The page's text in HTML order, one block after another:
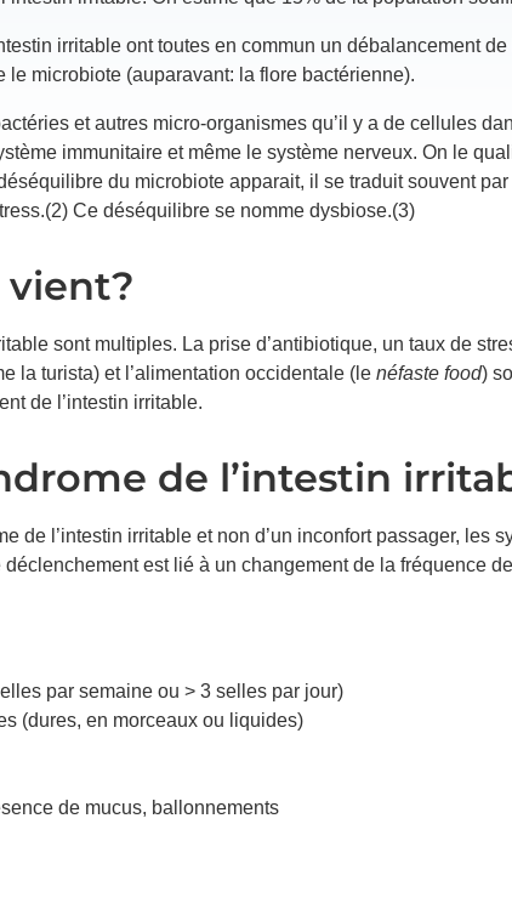
irritable ont toutes en commun un débalancement
le microbiote (auparavant: la flore bactérienne).
et autres micro-organismes qu’il y a de cellules
immunitaire et même le système nerveux. On le
du microbiote apparait, il se traduit souvent
Ce déséquilibre se nomme dysbiose.(3)
vient?
sont multiples. La prise d’antibiotique, un taux de
la turista) et l’alimentation occidentale (lenéfaste food)
de l’intestin irritable.
de l’intestin
de l’intestin irritable et non d’un inconfort passager, les
est lié à un changement de la fréquence
par semaine ou > 3 selles par jour)
(dures, en morceaux ou liquides)
de mucus, ballonnements